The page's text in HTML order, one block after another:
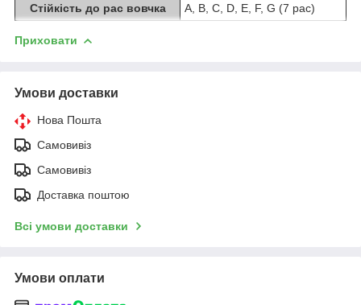
Стійкість до рас вовчка
A, B, C, D, E, F, G (7 рас)
Приховати
Умови доставки
Нова Пошта
Самовивіз
Самовивіз
Доставка поштою
Всі умови доставки
Умови оплати